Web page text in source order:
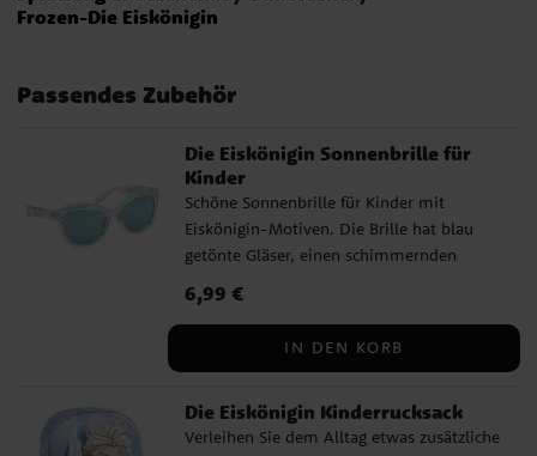
Frozen-Die Eiskönigin
Passendes Zubehör
Die Eiskönigin Sonnenbrille für
Kinder
Schöne Sonnenbrille für Kinder mit
Eiskönigin-Motiven. Die Brille hat blau
getönte Gläser, einen schimmernden
ihr einen luxuriöseren Touch verleihen. Sie
Sonnenstrahlen und ist perfekt für sonnige
✔️ Sonnenbrille mit Eiskönigin-Motiv ✔️
Blau getönte Gläser ✔️ Schimmernder
Preis:6,99 €
6,99 €
IN DEN KORB
Die Eiskönigin Kinderrucksack
Verleihen Sie dem Alltag etwas zusätzliche